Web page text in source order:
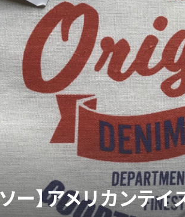
ー】アメリカンテ